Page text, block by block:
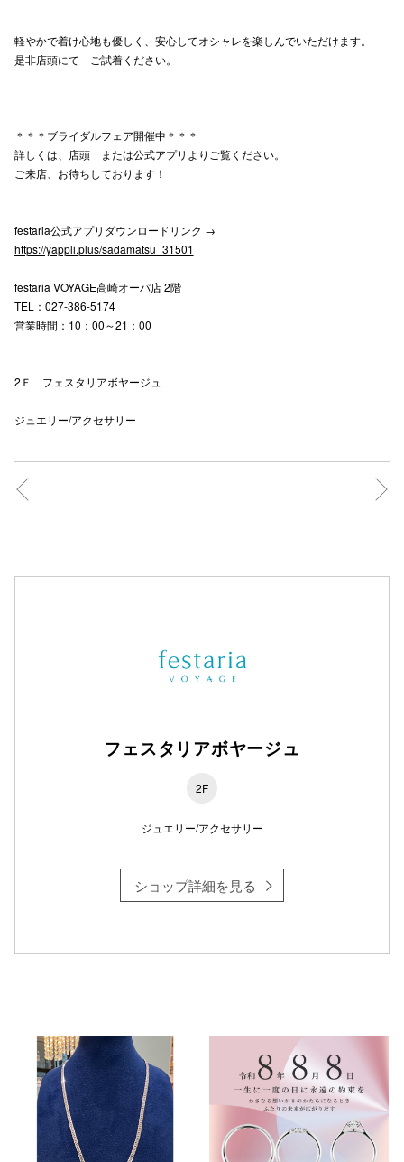
軽やかで着け心地も優しく、安心してオシャレを楽しんでいただけます。
是非店頭にて ご試着ください。
＊＊＊ブライダルフェア開催中＊＊＊
詳しくは、店頭 または公式アプリよりご覧ください。
ご来店、お待ちしております！
festaria公式アプリダウンロードリンク →
https://yappli.plus/sadamatsu_31501
festaria VOYAGE高崎オーパ店 2階
TEL：027-386-5174
営業時間：10：00～21：00
2Ｆ フェスタリアボヤージュ
ジュエリー/アクセサリー
フェスタリアボヤージュ
2F
ジュエリー/アクセサリー
ショップ詳細を見る